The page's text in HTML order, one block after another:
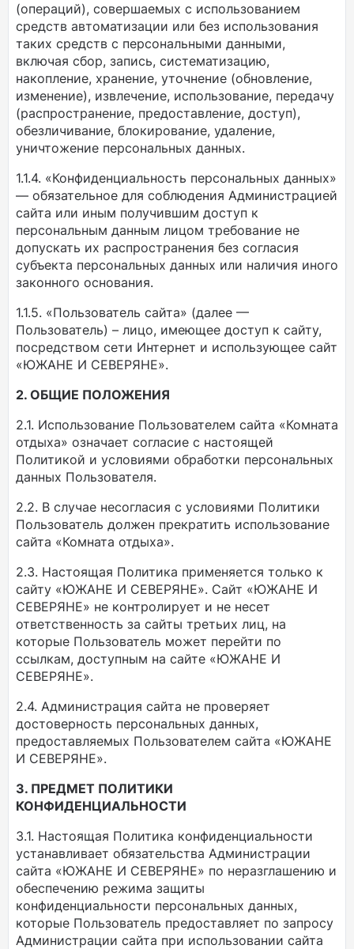
(операций), совершаемых с использованием
средств автоматизации или без использования
таких средств с персональными данными,
включая сбор, запись, систематизацию,
накопление, хранение, уточнение (обновление,
изменение), извлечение, использование, передачу
(распространение, предоставление, доступ),
обезличивание, блокирование, удаление,
уничтожение персональных данных.
1.1.4. «Конфиденциальность персональных данных»
— обязательное для соблюдения Администрацией
сайта или иным получившим доступ к
персональным данным лицом требование не
допускать их распространения без согласия
субъекта персональных данных или наличия иного
законного основания.
1.1.5. «Пользователь сайта» (далее —
Пользователь) – лицо, имеющее доступ к сайту,
посредством сети Интернет и использующее сайт
«ЮЖАНЕ И СЕВЕРЯНЕ».
2. ОБЩИЕ ПОЛОЖЕНИЯ
2.1. Использование Пользователем сайта «Комната
отдыха» означает согласие с настоящей
Политикой и условиями обработки персональных
данных Пользователя.
2.2. В случае несогласия с условиями Политики
Пользователь должен прекратить использование
сайта «Комната отдыха».
2.3. Настоящая Политика применяется только к
сайту «ЮЖАНЕ И СЕВЕРЯНЕ». Сайт «ЮЖАНЕ И
СЕВЕРЯНЕ» не контролирует и не несет
ответственность за сайты третьих лиц, на
которые Пользователь может перейти по
ссылкам, доступным на сайте «ЮЖАНЕ И
СЕВЕРЯНЕ».
2.4. Администрация сайта не проверяет
достоверность персональных данных,
предоставляемых Пользователем сайта «ЮЖАНЕ
И СЕВЕРЯНЕ».
3. ПРЕДМЕТ ПОЛИТИКИ
КОНФИДЕНЦИАЛЬНОСТИ
3.1. Настоящая Политика конфиденциальности
устанавливает обязательства Администрации
сайта «ЮЖАНЕ И СЕВЕРЯНЕ» по неразглашению и
обеспечению режима защиты
конфиденциальности персональных данных,
которые Пользователь предоставляет по запросу
Администрации сайта при использовании сайта